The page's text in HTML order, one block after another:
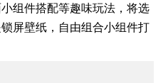
组件搭配等趣味玩法，将选
屏壁纸，自由组合小组件打